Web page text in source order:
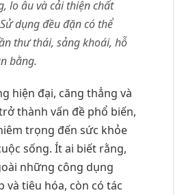
lo âu và cải thiện chất
dụng đều đặn có thể
thư thái, sảng khoái, hỗ
bằng.
hiện đại, căng thẳng và
thành vấn đề phổ biến,
trọng đến sức khỏe
sống. Ít ai biết rằng,
những công dụng
và tiêu hóa, còn có tác